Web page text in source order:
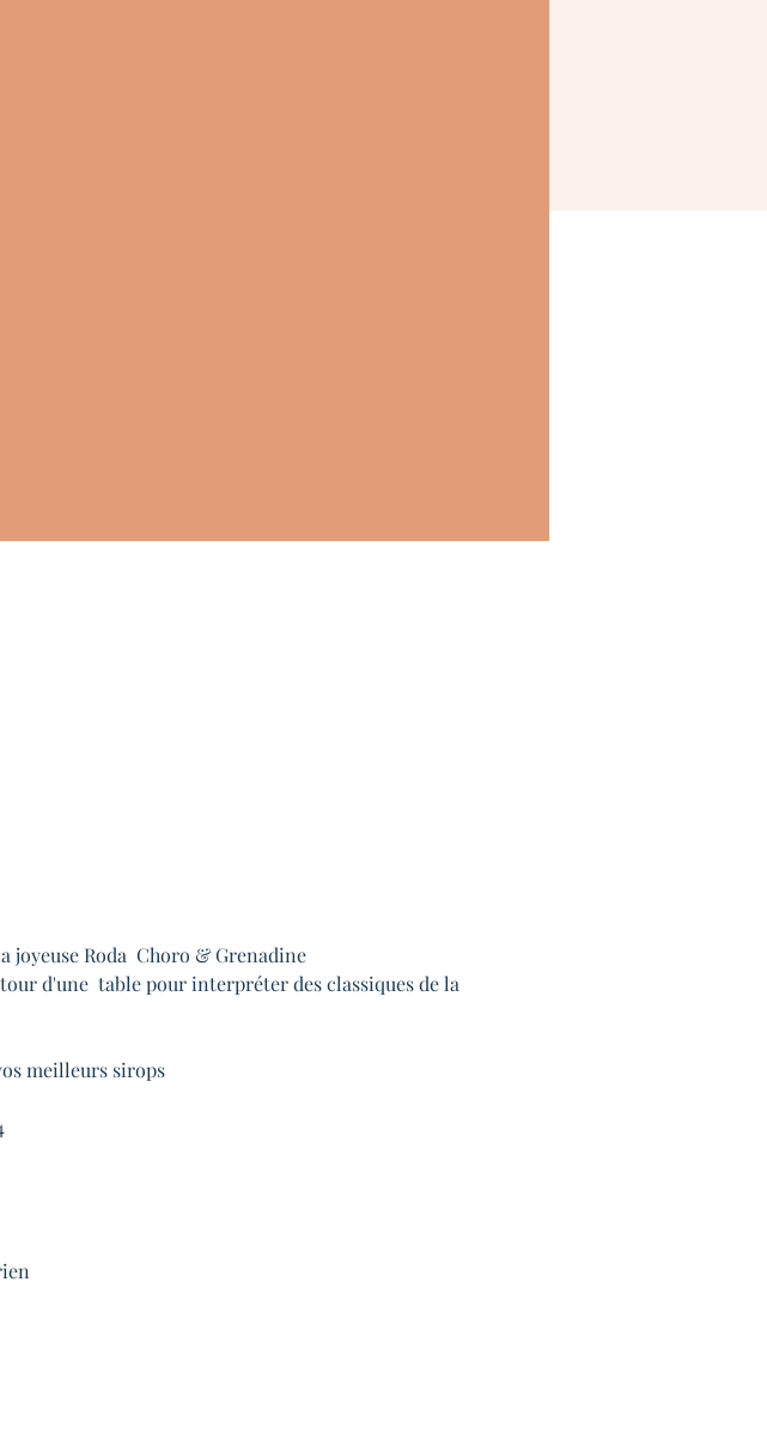
joyeuse Roda  Choro & Grenadine
d'une  table pour interpréter des classiques de la
meilleurs sirops